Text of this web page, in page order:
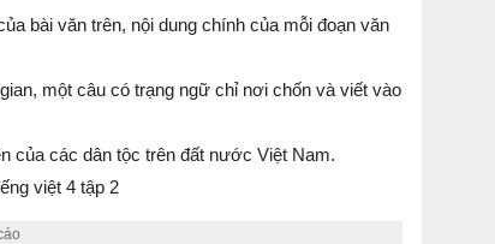
bài văn trên, nội dung chính của mỗi đoạn văn
một câu có trạng ngữ chỉ nơi chốn và viết vào
của các dân tộc trên đất nước Việt Nam.
việt 4 tập 2